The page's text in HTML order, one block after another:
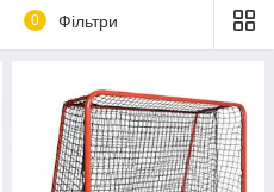
0 Фільтри